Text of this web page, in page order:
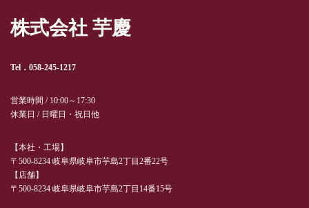
株式会社 芋慶
Tel．058-245-1217
営業時間 / 10:00～17:30
休業日 / 日曜日・祝日他
【本社・工場】
〒500-8234 岐阜県岐阜市芋島2丁目2番22号
【店舗】
〒500-8234 岐阜県岐阜市芋島2丁目14番15号